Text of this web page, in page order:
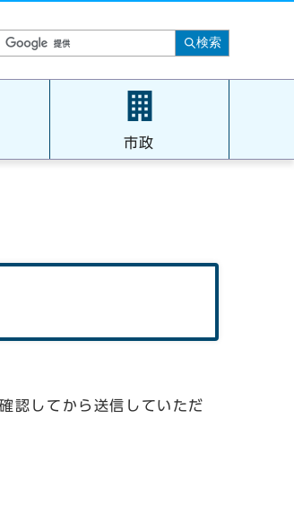
検索
市政
認してから送信していただ